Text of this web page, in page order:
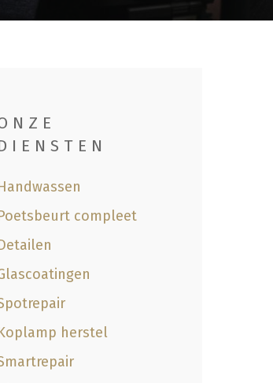
compleet
herstel